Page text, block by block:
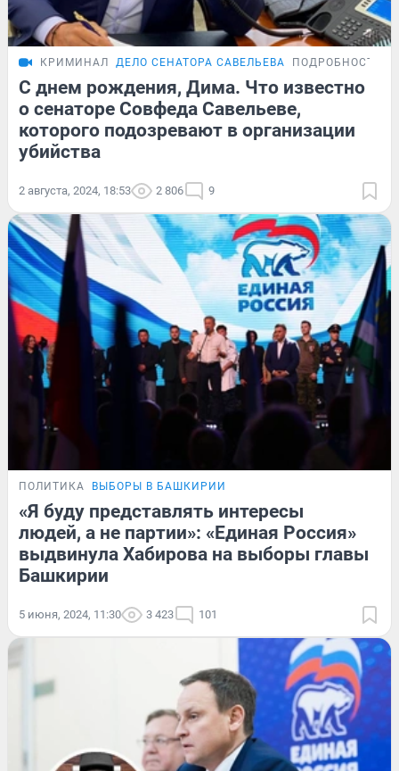
КРИМИНАЛ ДЕЛО СЕНАТОРА САВЕЛЬЕВА ПОДРОБНОСТИ
С днем рождения, Дима. Что известно
о сенаторе Совфеда Савельеве,
которого подозревают в организации
убийства
2 августа, 2024, 18:53 2 806 9
ПОЛИТИКА ВЫБОРЫ В БАШКИРИИ
«Я буду представлять интересы
людей, а не партии»: «Единая Россия»
выдвинула Хабирова на выборы главы
Башкирии
5 июня, 2024, 11:30 3 423 101